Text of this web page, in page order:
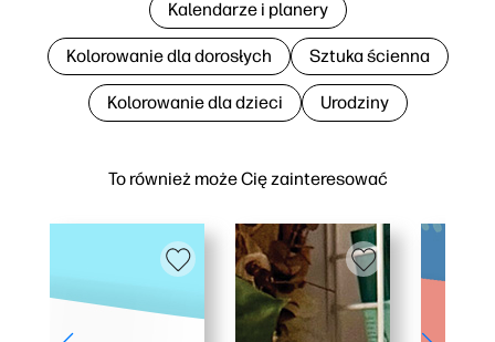
To również może Cię zainteresować
Kalendarze i planery
Kolorowanie dla dorosłych Sztuka ścienna
Kolorowanie dla dzieci Urodziny